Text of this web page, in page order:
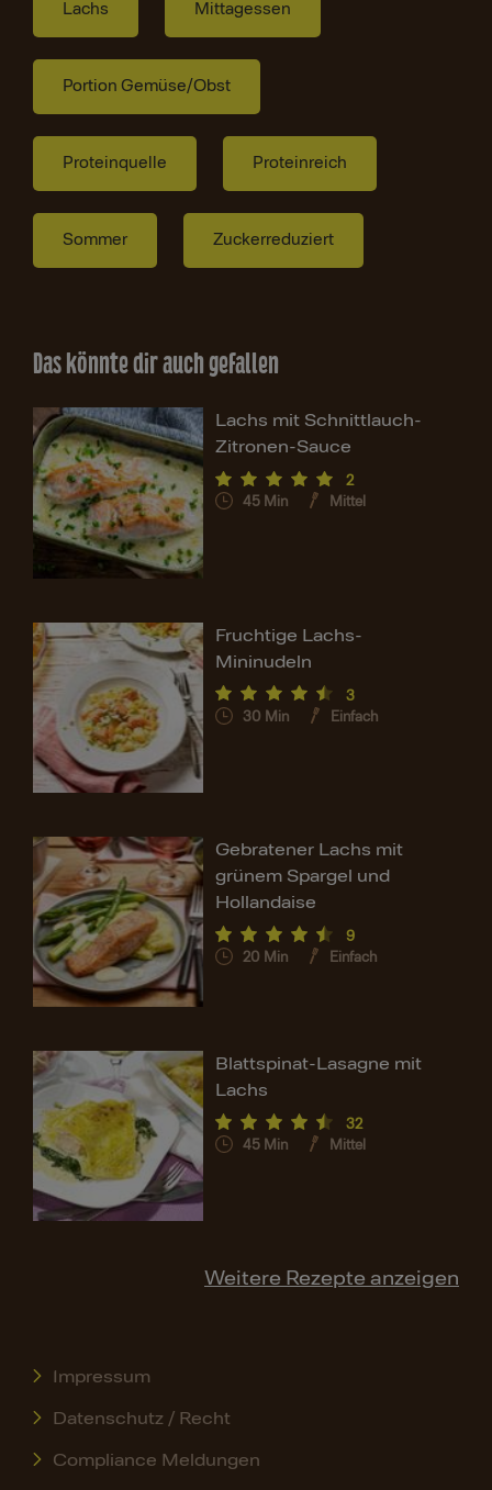
Lachs Mittagessen
Portion Gemüse/Obst
Proteinquelle Proteinreich
Sommer Zuckerreduziert
Das könnte dir auch gefallen
Lachs mit Schnittlauch-
Zitronen-Sauce
2
45 Min Mittel
Fruchtige Lachs-
Mininudeln
3
30 Min Einfach
Gebratener Lachs mit
grünem Spargel und
Hollandaise
9
20 Min Einfach
Blattspinat-Lasagne mit
Lachs
32
45 Min Mittel
Weitere Rezepte anzeigen
Impressum
Datenschutz / Recht
Compliance Meldungen